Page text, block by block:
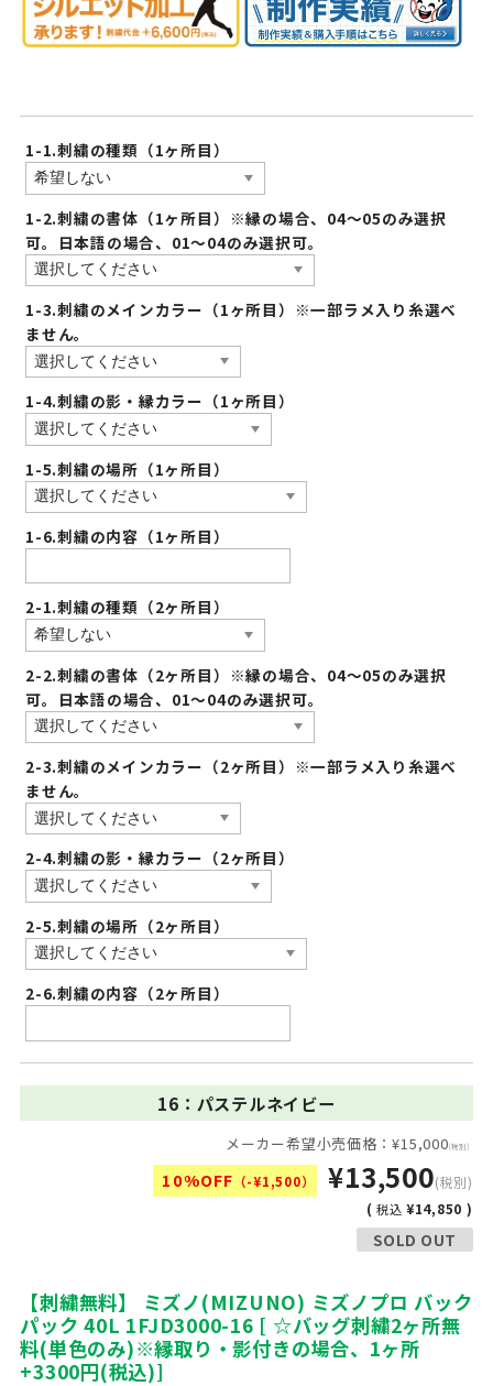
1-1.刺繍の種類（1ヶ所目）
1-2.刺繍の書体（1ヶ所目）※縁の場合、04〜05のみ選択
可。日本語の場合、01〜04のみ選択可。
1-3.刺繍のメインカラー（1ヶ所目）※一部ラメ入り糸選べ
ません。
1-4.刺繍の影・縁カラー（1ヶ所目）
1-5.刺繍の場所（1ヶ所目）
1-6.刺繍の内容（1ヶ所目）
2-1.刺繍の種類（2ヶ所目）
2-2.刺繍の書体（2ヶ所目）※縁の場合、04〜05のみ選択
可。日本語の場合、01〜04のみ選択可。
2-3.刺繍のメインカラー（2ヶ所目）※一部ラメ入り糸選べ
ません。
2-4.刺繍の影・縁カラー（2ヶ所目）
2-5.刺繍の場所（2ヶ所目）
2-6.刺繍の内容（2ヶ所目）
16：パステルネイビー
メーカー希望小売価格：¥15,000(税別)
10%OFF （-¥1,500） ¥13,500(税別)
(税込 ¥14,850 )
SOLD OUT
【刺繍無料】 ミズノ(MIZUNO) ミズノプロ バック
パック 40L 1FJD3000-16 [ ☆バッグ刺繍2ヶ所無
料(単色のみ)※縁取り・影付きの場合、1ヶ所
+3300円(税込)]